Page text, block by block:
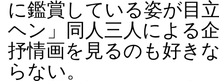
に鑑賞している姿が目
ヘン」同人三人による
抒情画を見るのも好き
らない。